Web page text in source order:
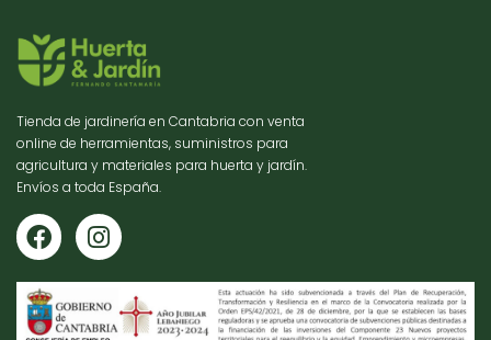
Tienda de jardinería en Cantabria con venta
online de herramientas, suministros para
agricultura y materiales para huerta y jardín.
Envíos a toda España.